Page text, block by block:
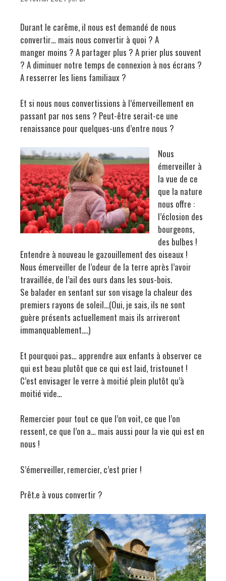
Durant le carême, il nous est demandé de nous
convertir… mais nous convertir à quoi ? A
manger moins ? A partager plus ? A prier plus souvent
? A diminuer notre temps de connexion à nos écrans ?
A resserrer les liens familiaux ?
Et si nous nous convertissions à l’émerveillement en
passant par nos sens ? Peut-être serait-ce une
renaissance pour quelques-uns d’entre nous ?
Nous
émerveiller à
la vue de ce
que la nature
nous offre :
l’éclosion des
bourgeons,
des bulbes !
Entendre à nouveau le gazouillement des oiseaux !
Nous émerveiller de l’odeur de la terre après l’avoir
travaillée, de l’ail des ours dans les sous-bois.
Se balader en sentant sur son visage la chaleur des
premiers rayons de soleil…(Oui, je sais, ils ne sont
guère présents actuellement mais ils arriveront
immanquablement….)
Et pourquoi pas… apprendre aux enfants à observer ce
qui est beau plutôt que ce qui est laid, tristounet !
C’est envisager le verre à moitié plein plutôt qu’à
moitié vide…
Remercier pour tout ce que l’on voit, ce que l’on
ressent, ce que l’on a… mais aussi pour la vie qui est en
nous !
S’émerveiller, remercier, c’est prier !
Prêt.e à vous convertir ?